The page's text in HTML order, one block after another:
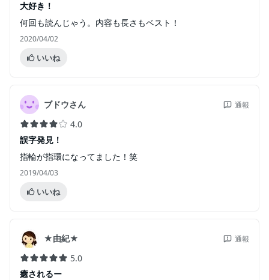
大好き！
何回も読んじゃう。内容も長さもベスト！
2020/04/02
いいね
ブドウさん 通報
4.0
誤字発見！
指輪が指環になってました！笑
2019/04/03
いいね
★由紀★ 通報
5.0
癒されるー